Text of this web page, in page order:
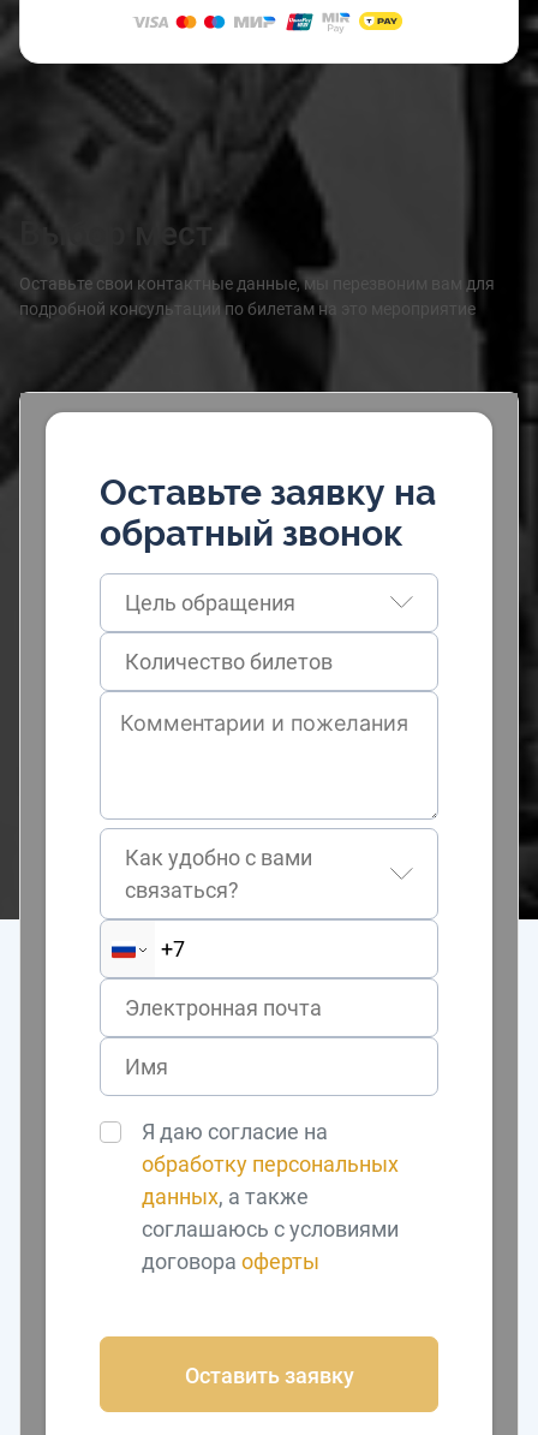
Выбор мест
Оставьте свои контактные данные, мы перезвоним вам для
подробной консультации по билетам на это мероприятие
Оставьте заявку на
обратный звонок
Цель обращения
Как удобно с вами
связаться?
Я даю согласие на
обработку персональных
данных, а также
соглашаюсь с условиями
договораоферты
Оставить заявку